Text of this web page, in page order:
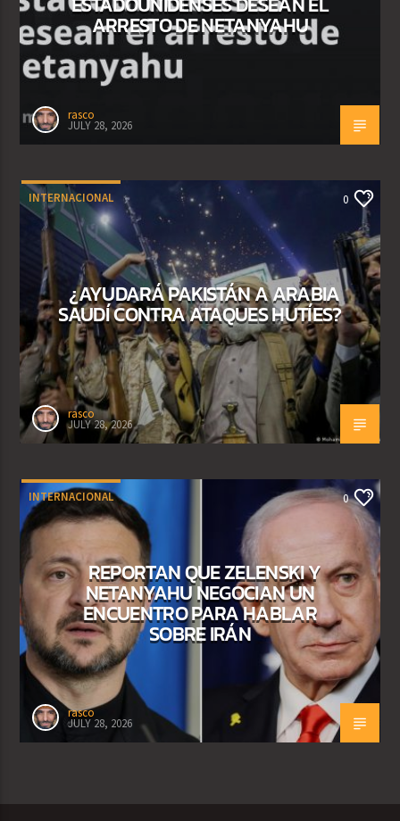
ARRESTO DE NETANYAHU
rasco
JULY 28, 2026
INTERNACIONAL 0
¿AYUDARÁ PAKISTÁN A ARABIA
SAUDÍ CONTRA ATAQUES HUTÍES?
rasco
JULY 28, 2026
INTERNACIONAL 0
REPORTAN QUE ZELENSKI Y
NETANYAHU NEGOCIAN UN
ENCUENTRO PARA HABLAR
SOBRE IRÁN
rasco
JULY 28, 2026